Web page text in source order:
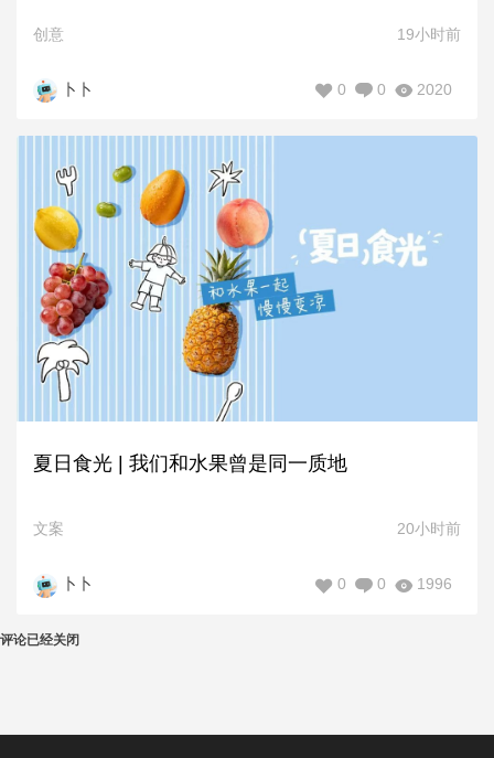
创意 19小时前
卜卜 2020
0
0
夏日食光 | 我们和水果曾是同一质地
文案 20小时前
卜卜 1996
0
0
评论已经关闭